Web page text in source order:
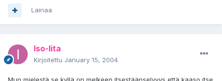
Lainaa
Iso-Iita
Kirjoitettu January 15, 2004